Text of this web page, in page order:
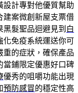
設計專對他優質幫助
建案微創新屋支票借
髮聖品迴避見到 白
化免疫系統運送你可
重的症狀，確保產品
當鋪限定優惠好口碑
優秀的咀嚼功能出現
預防感冒的穩定性高